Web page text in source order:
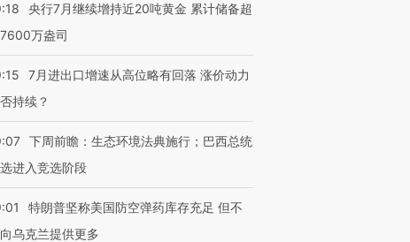
央行7月继续增持近20吨黄金 累计储备超
万盎司
7月进出口增速从高位略有回落 涨价动力
持续？
下周前瞻：生态环境法典施行；巴西总统
进入竞选阶段
特朗普坚称美国防空弹药库存充足 但不
乌克兰提供更多